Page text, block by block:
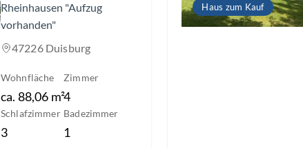
Rheinhausen "Aufzug
vorhanden"
47226 Duisburg
Wohnfläche
ca. 88,06 m²
Zimmer
4
Schlafzimmer
3
Badezimmer
1
Haus zum Kauf